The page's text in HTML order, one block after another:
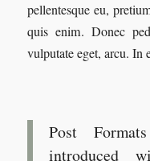
pellentesque eu,
quis enim. Donec
vulputate eget, arcu.
Post
introduced